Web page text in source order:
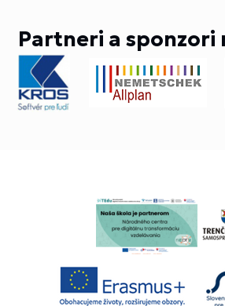
Partneri a sponzori